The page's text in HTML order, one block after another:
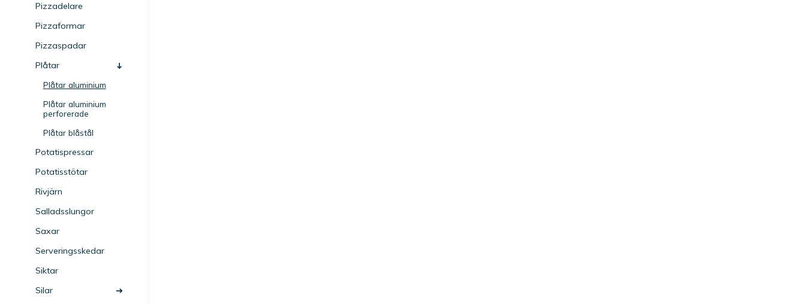
Pizzadelare
Pizzaformar
Pizzaspadar
Plåtar
Plåtar aluminium
Plåtar aluminium
perforerade
Plåtar blåstål
Potatispressar
Potatisstötar
Rivjärn
Salladsslungor
Saxar
Serveringsskedar
Siktar
Silar